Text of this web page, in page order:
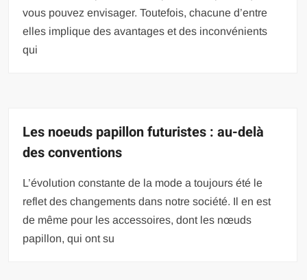
vous pouvez envisager. Toutefois, chacune d’entre
elles implique des avantages et des inconvénients
qui
Les noeuds papillon futuristes : au-delà
des conventions
L’évolution constante de la mode a toujours été le
reflet des changements dans notre société. Il en est
de même pour les accessoires, dont les nœuds
papillon, qui ont su